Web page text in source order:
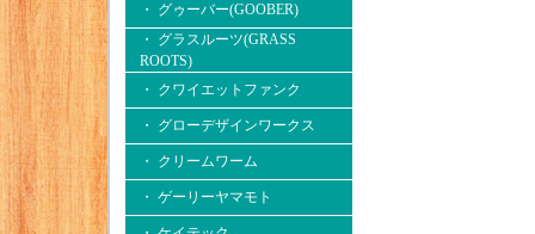
・ グゥーバー(GOOBER)
・ グラスルーツ(GRASS
ROOTS)
・ クワイエットファンク
・ グローデザインワークス
・ クリームワーム
・ ゲーリーヤマモト